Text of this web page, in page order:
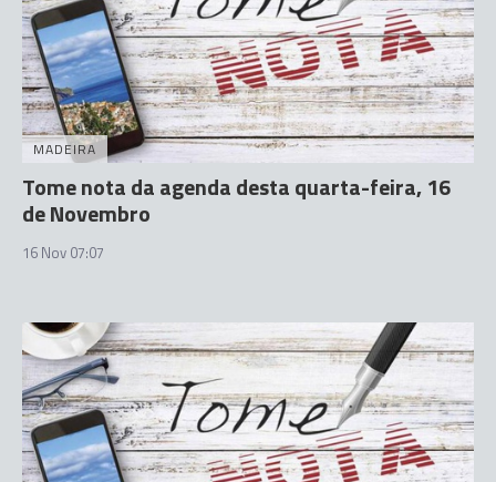
MADEIRA
Tome nota da agenda desta quarta-feira, 16
de Novembro
16 Nov 07:07